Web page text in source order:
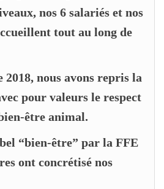
nos 6 salariés et nos
tout au long de
2018, nous avons repris la
pour valeurs le respect
être animal.
“bien-être” par la FFE
ont concrétisé nos